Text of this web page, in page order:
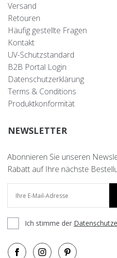
Versand
Retouren
Häufig gestellte Fragen
Kontakt
UV-Schutzstandard
B2B Portal Login
Datenschutzerklärung
Terms & Conditions
Produktkonformität
NEWSLETTER
Abonnieren Sie unseren
Rabatt auf Ihre nächste
Ich stimme der